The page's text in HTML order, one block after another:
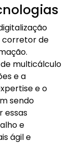
corretor de
multicálculo
e a
e o
sendo
essas
e
ágil e